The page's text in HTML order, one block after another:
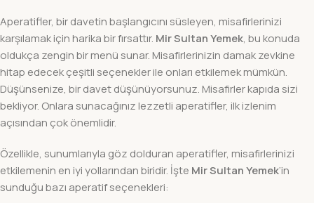
Aperatifler, bir davetin başlangıcını süsleyen, misafirlerinizi
karşılamak için harika bir fırsattır. Mir Sultan Yemek, bu konuda
oldukça zengin bir menü sunar. Misafirlerinizin damak zevkine
hitap edecek çeşitli seçenekler ile onları etkilemek mümkün.
Düşünsenize, bir davet düşünüyorsunuz. Misafirler kapıda sizi
bekliyor. Onlara sunacağınız lezzetli aperatifler, ilk izlenim
açısından çok önemlidir.
Özellikle, sunumlarıyla göz dolduran aperatifler, misafirlerinizi
etkilemenin en iyi yollarından biridir. İşte Mir Sultan Yemek‘in
sunduğu bazı aperatif seçenekleri: